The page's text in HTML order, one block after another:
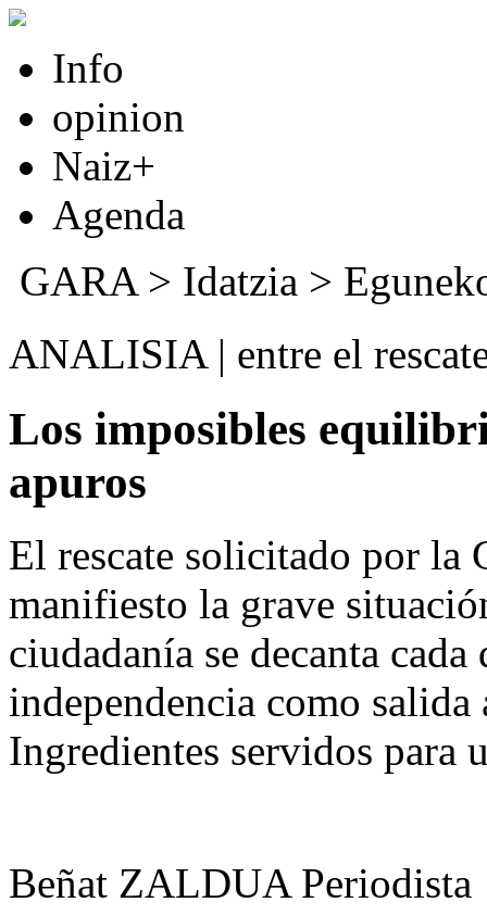
Info
opinion
Naiz+
Agenda
GARA> Idatzia >
ANALISIA | entre el
Los imposibles
apuros
El rescate solicitado por la
manifiesto la grave
ciudadanía se decanta
independencia como
Ingredientes servidos para
Beñat ZALDUA Periodista